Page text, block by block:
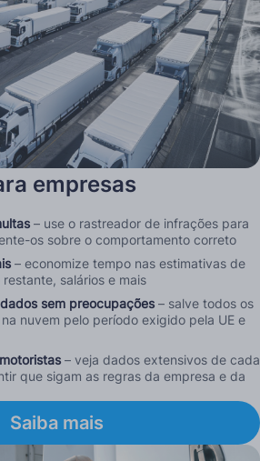
empresas
– use o rastreador de infrações para
os sobre o comportamento correto
– economize tempo nas estimativas de
salários e mais
sem preocupações – salve todos os
nuvem pelo período exigido pela UE e
– veja dados extensivos de cada
que sigam as regras da empresa e da
Saiba mais